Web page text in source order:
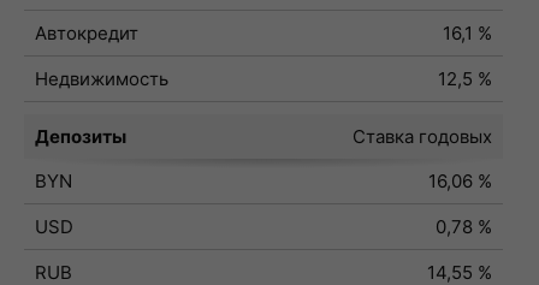
Автокредит
16,1 %
Недвижимость
12,5 %
Депозиты
Ставка годовых
BYN
16,06 %
USD
0,78 %
RUB
14,55 %